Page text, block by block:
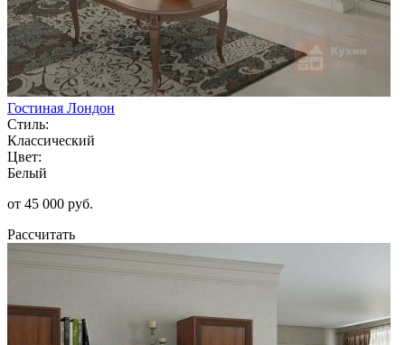
Гостиная Лондон
Стиль:
Классический
Цвет:
Белый
от 45 000 руб.
Рассчитать